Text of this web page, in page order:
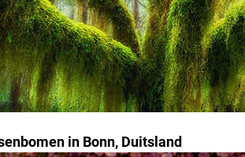
in Bonn, Duitsland